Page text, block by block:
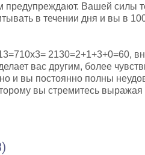
предупреждают. Вашей силы
в течении дня и вы в
2130=2+1+3+0=60,
вас другим, более
и вы постоянно полны
вы стремитесь